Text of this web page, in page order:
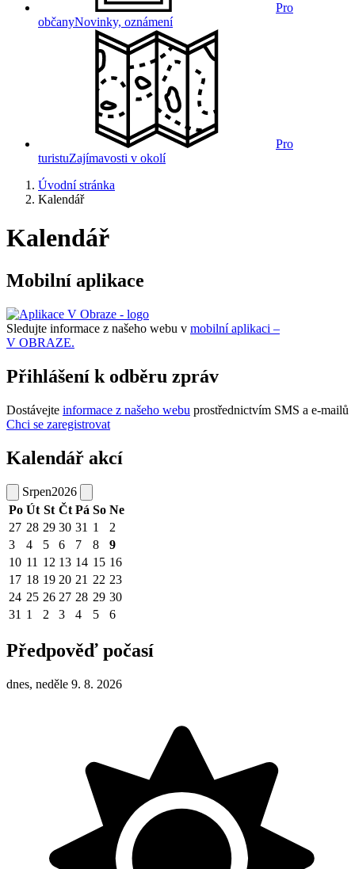
Pro
občanyNovinky, oznámení
Pro
turistuZajímavosti v okolí
Úvodní stránka
Kalendář
Kalendář
Mobilní aplikace
Sledujte informace z našeho webu v mobilní aplikaci –
V OBRAZE.
Přihlášení k odběru zpráv
Dostávejte informace z našeho webu prostřednictvím SMS a e-mailů
Chci se zaregistrovat
Kalendář akcí
Srpen2026
Po Út St Čt Pá So Ne
27 28 29 30 31 1
2
3
4 5 6 7 8
9
10 11 12 13 14 15 16
17 18 19 20 21 22 23
24 25 26 27 28 29 30
31 1 2 3 4 5 6
Předpověď počasí
dnes, neděle 9. 8. 2026